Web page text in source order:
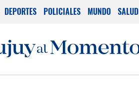
DEPORTES POLICIALES MUNDO SALUD